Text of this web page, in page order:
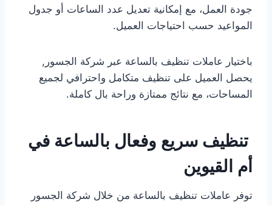
جودة العمل، مع إمكانية تعديل عدد الساعات أو جدول
المواعيد حسب احتياجات العميل.
باختيار عاملات تنظيف بالساعة عبر شركة الجسور,
يحصل العميل على تنظيف متكامل واحترافي لجميع
المساحات، مع نتائج ممتازة وراحة بال كاملة.
تنظيف سريع وفعال بالساعة في
أم القيوين
توفر عاملات تنظيف بالساعة من خلال شركة الجسور